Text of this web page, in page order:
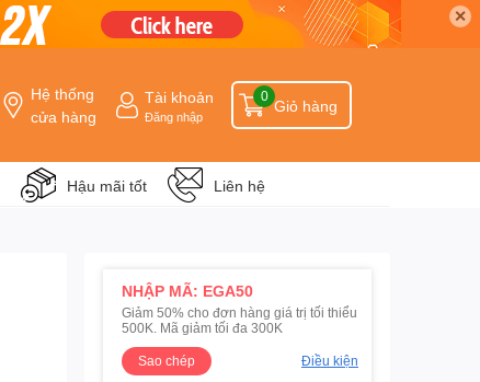
✕
Hệ thống
cửa hàng
Tài khoản
Đăng nhập
Giỏ hàng
0
Hậu mãi tốt Liên hệ
NHẬP MÃ: EGA50
Giảm 50% cho đơn hàng giá trị tối thiểu
500K. Mã giảm tối đa 300K
Sao chép
Điều kiện